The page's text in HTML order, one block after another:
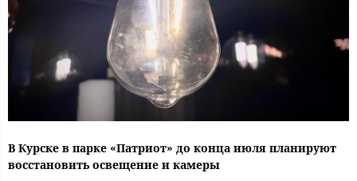
В Курске в парке «Патриот» до конца июля планируют
восстановить освещение и камеры